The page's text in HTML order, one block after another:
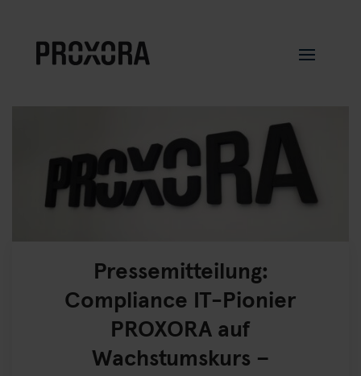
Pressemitteilung:
Compliance IT-Pionier
PROXORA auf
Wachstumskurs –